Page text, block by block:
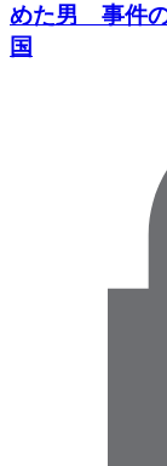
めた男 事件の
国